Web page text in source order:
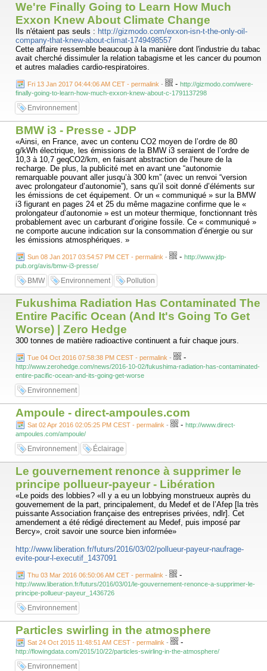
We're Finally Going to Learn How Much
Exxon Knew About Climate Change
Ils n'étaient pas seuls : http://gizmodo.com/exxon-isn-t-the-only-oil-
company-that-knew-about-climat-1749498557
Cette affaire ressemble beaucoup à la manière dont l'industrie du tabac
avait cherché dissimuler la relation tabagisme et les cancer du poumon
et autres maladies cardio-respiratoires.
Fri 13 Jan 2017 04:44:06 AM CET - permalink - - http://gizmodo.com/were-
finally-going-to-learn-how-much-exxon-knew-about-c-1791137298
Environnement
BMW i3 - Presse - JDP
«Ainsi, en France, avec un contenu CO2 moyen de l’ordre de 80
g/kWh électrique, les émissions de la BMW i3 seraient de l’ordre de
10,3 à 10,7 geqCO2/km, en faisant abstraction de l’heure de la
recharge. De plus, la publicité met en avant une “autonomie
remarquable pouvant aller jusqu’à 300 km” (avec un renvoi “version
avec prolongateur d’autonomie”), sans qu’il soit donné d’éléments sur
les émissions de cet équipement. Or un « communiqué » sur la BMW
i3 figurant en pages 24 et 25 du même magazine confirme que le «
prolongateur d’autonomie » est un moteur thermique, fonctionnant très
probablement avec un carburant d’origine fossile. Ce « communiqué »
ne comporte aucune indication sur la consommation d’énergie ou sur
les émissions atmosphériques. »
Sun 08 Jan 2017 03:54:57 PM CET - permalink - - http://www.jdp-
pub.org/avis/bmw-i3-presse/
BMW Environnement Pollution
Fukushima Radiation Has Contaminated The
Entire Pacific Ocean (And It's Going To Get
Worse) | Zero Hedge
300 tonnes de matière radioactive continuent a fuir chaque jours.
Tue 04 Oct 2016 07:58:38 PM CEST - permalink - -
http://www.zerohedge.com/news/2016-10-02/fukushima-radiation-has-contaminated-
entire-pacific-ocean-and-its-going-get-worse
Environnement
Ampoule - direct-ampoules.com
Sat 02 Apr 2016 02:05:25 PM CEST - permalink - - http://www.direct-
ampoules.com/ampoule/
Environnement Éclairage
Le gouvernement renonce à supprimer le
principe pollueur-payeur - Libération
«Le poids des lobbies? «Il y a eu un lobbying monstrueux auprès du
gouvernement de la part, principalement, du Medef et de l’Afep [la très
puissante Association française des entreprises privées, ndlr]. Cet
amendement a été rédigé directement au Medef, puis imposé par
Bercy», croit savoir une source bien informée»
http://www.liberation.fr/futurs/2016/03/02/pollueur-payeur-naufrage-
evite-pour-l-executif_1437091
Thu 03 Mar 2016 06:50:06 AM CET - permalink - -
http://www.liberation.fr/futurs/2016/03/01/le-gouvernement-renonce-a-supprimer-le-
principe-pollueur-payeur_1436726
Environnement
Particles swirling in the atmosphere
Sat 24 Oct 2015 11:48:51 AM CEST - permalink - -
http://flowingdata.com/2015/10/22/particles-swirling-in-the-atmosphere/
Environnement